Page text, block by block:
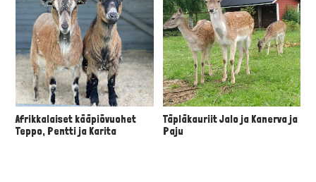
Afrikkalaiset kääpiövuohet
Teppo, Pentti ja Karita
Täpläkauriit Jalo ja Kanerva ja
Paju